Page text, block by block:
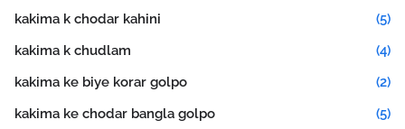
kakima k chodar kahini
(5)
kakima k chudlam
(4)
kakima ke biye korar golpo
(2)
kakima ke chodar bangla golpo
(5)